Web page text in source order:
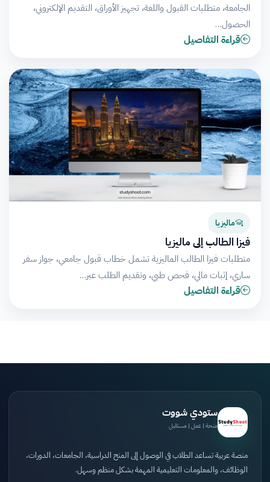
الجامعة، متطلبات القبول واللغة، تجهيز الأوراق، التقديم الإلكتروني،
الحصول…
قراءة التفاصيل
ماليزيا
فيزا الطالب إلى ماليزيا
متطلبات فيزا الطالب الماليزية تشمل خطاب قبول جامعي، جواز سفر
ساري، إثبات مالي، فحص طبي، وتقديم الطلب عبر…
قراءة التفاصيل
ستودي شووت
منحة | عمل | مستقبل
منصة عربية تساعد الطلاب في الوصول إلى المنح الدراسية، الجامعات، الدورات،
الوظائف، والمعلومات التعليمية المهمة بشكل منظم وسهل.